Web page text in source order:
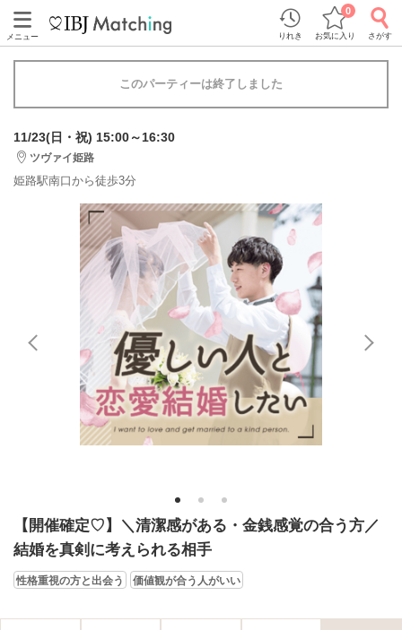
メニュー りれき お気に入り
0
さがす
このパーティーは終了しました
11/23(日・祝) 15:00～16:30
ツヴァイ姫路
姫路駅南口から徒歩3分
1 2 3
【開催確定♡】＼清潔感がある・金銭感覚の合う方／
結婚を真剣に考えられる相手
性格重視の方と出会う 価値観が合う人がいい